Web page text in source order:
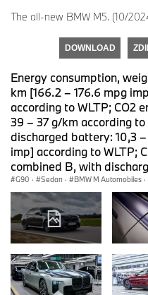
The all-new BMW M5. (10/
DOWNLOAD
Energy consumption,
km [166.2 – 176.6 mpg
according to WLTP; CO2
39 – 37 g/km according
discharged battery: 10,3
imp] according to WLTP;
combined B, with
G90 · Sedan · BMW M Automobiles ·